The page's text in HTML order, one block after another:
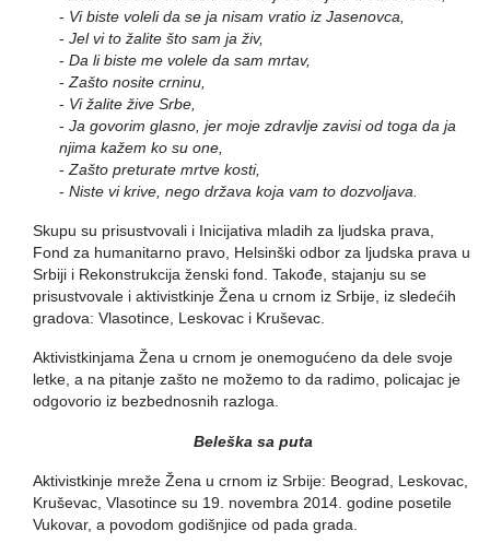
- Vi biste voleli da se ja nisam vratio iz Jasenovca,
- Jel vi to žalite što sam ja živ,
- Da li biste me volele da sam mrtav,
-Zašto nosite crninu,
- Vi žalite žive Srbe,
- Ja govorim glasno, jer moje zdravlje zavisi od toga da ja
njima kažem ko su one,
-Zašto preturate mrtve kosti,
- Niste vi krive, nego država koja vam to dozvoljava.
Skupu su prisustvovali i Inicijativa mladih za ljudska prava,
Fond za humanitarno pravo, Helsinški odbor za ljudska prava u
Srbiji i Rekonstrukcija ženski fond. Takođe, stajanju su se
prisustvovale i aktivistkinje Žena u crnom iz Srbije, iz sledećih
gradova: Vlasotince, Leskovac i Kruševac.
Aktivistkinjama Žena u crnom je onemogućeno da dele svoje
letke, a na pitanje zašto ne možemo to da radimo, policajac je
odgovorio iz bezbednosnih razloga.
Beleška sa puta
Aktivistkinje mreže Žena u crnom iz Srbije: Beograd, Leskovac,
Kruševac, Vlasotince su 19. novembra 2014. godine posetile
Vukovar, a povodom godišnjice od pada grada.